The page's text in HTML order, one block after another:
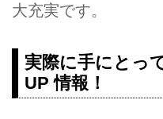
大充実です。
実際に手にとっ
UP 情報！